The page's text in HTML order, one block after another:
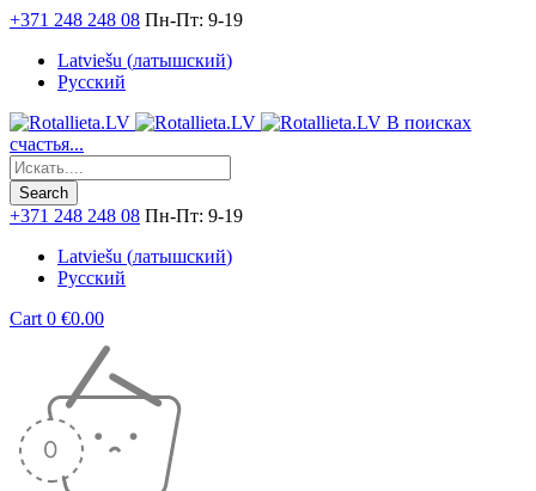
+371 248 248 08 Пн-Пт: 9-19
Latviešu (латышский)
Русский
В поисках
счастья...
+371 248 248 08 Пн-Пт: 9-19
Latviešu (латышский)
Русский
Cart 0 €0.00